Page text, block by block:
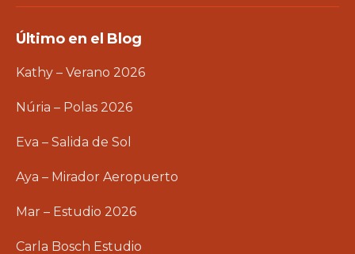
Último en el Blog
Kathy – Verano 2026
Núria – Polas 2026
Eva – Salida de Sol
Aya – Mirador Aeropuerto
Mar – Estudio 2026
Carla Bosch Estudio